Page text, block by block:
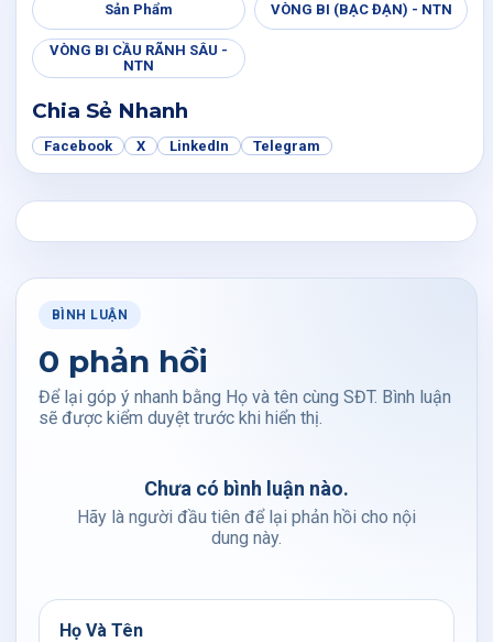
Sản Phẩm VÒNG BI (BẠC ĐẠN) - NTN
VÒNG BI CẦU RÃNH SÂU -
NTN
Chia Sẻ Nhanh
Facebook X LinkedIn Telegram
BÌNH LUẬN
0 phản hồi
Để lại góp ý nhanh bằng Họ và tên cùng SĐT. Bình luận
sẽ được kiểm duyệt trước khi hiển thị.
Chưa có bình luận nào.
Hãy là người đầu tiên để lại phản hồi cho nội
dung này.
Họ Và Tên